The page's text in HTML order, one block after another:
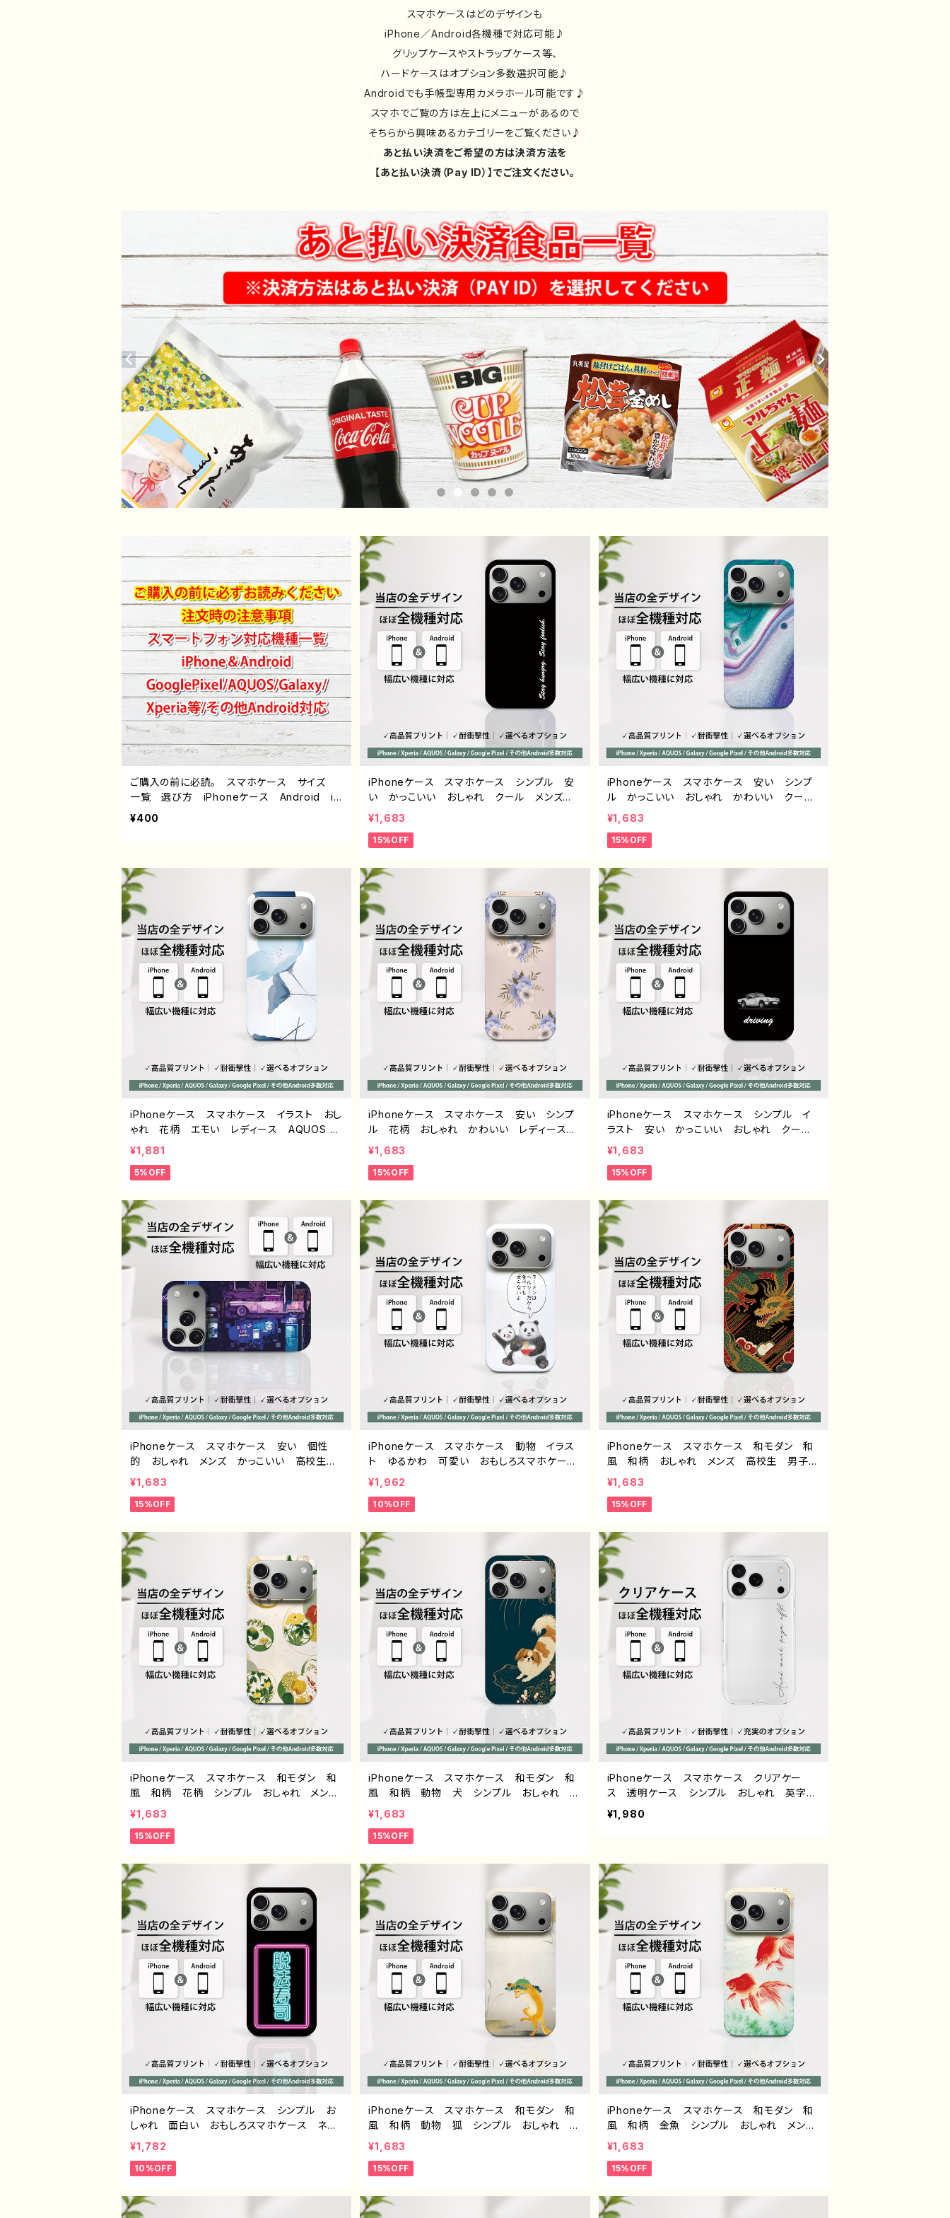
スマホケースはどのデザインも
iPhone／Android各機種で対応可能♪
グリップケースやストラップケース等、
ハードケースはオプション多数選択可能♪
Androidでも手帳型専用カメラホール可能です♪
スマホでご覧の方は左上にメニューがあるので
そちらから興味あるカテゴリーをご覧ください♪
あと払い決済をご希望の方は決済方法を
【あと払い決済（Pay ID）】でご注文ください。
ご購入の前に必読。 スマホケース サイズ
一覧 選び方 iPhoneケース Android iP
hone17/16/15/14/13/12/11 Galaxy Xperi
¥400
iPhoneケース スマホケース シンプル 安
い かっこいい おしゃれ クール メンズ
高校生 男子 個性的 おすすめ 人気 ク
リエイター iPhone15/14/13/12/11 AQUOS
sense 4 5 6 Xperia Googlepixel Gal
ランド オリジナル デザイン グッズ タイト
ル：シンプル スマホケース PART193 J1-9
¥1,683
15%OFF
iPhoneケース スマホケース 安い シンプ
ル かっこいい おしゃれ かわいい クー
ル メンズ レディース エモい画像 綺麗
美しい 個性的 おすすめ 人気 クリエイタ
ー iPhone15/14/13/12/11 AQUOS sense
ndroid アンドロイド ケース ノンブラン
ド オリジナル デザイン グッズ タイトル：
エモいスマホケース PART375-1 J1-9
¥1,683
15%OFF
iPhoneケース スマホケース イラスト おし
ゃれ 花柄 エモい レディース AQUOS se
nse 2 3 4 5 iPhone15/14/13/12/11 Xperi
a Googlepixel Galaxy おすすめ 個性
的 人気 イラストレーター クリエイター
ジナル デザイン グッズ タイトル：ネモフィ
ラ 作：栞音 F-5
¥1,881
5%OFF
iPhoneケース スマホケース 安い シンプ
ル 花柄 おしゃれ かわいい レディース
個性的 韓国風 おすすめ 人気 クリエイタ
ー iPhone17/16/15/14 AQUOS sense 4
5 6 Xperia Googlepixel Galaxy And
リジナル デザイン グッズ エモいスマホケ
ース タイトル：ニュアンスフラワー PART373-
2 J1-9
¥1,683
15%OFF
iPhoneケース スマホケース シンプル イ
ラスト 安い かっこいい おしゃれ クー
ル メンズ 個性的 おすすめ 人気 クリエ
イター iPhone15/14/13/12/11 AQUOS sen
se 4 5 6 Xperia Googlepixel Galaxy
ド オリジナル デザイン グッズ タイトル：
シンプル スマホケース PART40-2 J1-9
¥1,683
15%OFF
iPhoneケース スマホケース 安い 個性
的 おしゃれ メンズ かっこいい 高校生
男子 サイバーパンク クール iPhone17/1
6/15/14/ AQUOS sense 2 3 4 5 Xperia
Googlepixel Galaxy Android アンド
ケース アイフォンケース おすすめ 人気
クリエイター ノンブランド オリジナル デザ
イン グッズ タイトル：ネオンに導かれて J1
-9
¥1,683
15%OFF
iPhoneケース スマホケース 動物 イラス
ト ゆるかわ 可愛い おもしろスマホケー
ス 面白いiPhoneケース ユニーク ネタ
系 ゆるい iPhone5/6/6s/7/8/XS/11/12/13
AQUOS Xperia Googlepixel 人気
的 Android アンドロイド 携帯 ハード
ケース グッズ スマホカバー アイフォンケ
ース 悪いことを言うパンダ タイトル：ラーメ
ンについて悪いこと言うパンダ 子パンダ付
き 作：こさつね G-6
¥1,962
10%OFF
iPhoneケース スマホケース 和モダン 和
風 和柄 おしゃれ メンズ 高校生 男子
安い iPhone17/16/15/14/13/12 おすすめ
個性的 Android アンドロイド ケース Ga
laxy AQUOS Xperia Google Pixel タ
¥1,683
15%OFF
iPhoneケース スマホケース 和モダン 和
風 和柄 花柄 シンプル おしゃれ メン
ズ 大人女子 かわいい 安い iPhone17/1
6/15/14/13/12 おすすめ 個性的 Android
アンドロイド ケース Galaxy AQUOS
ー デザイン930 J1-9
¥1,683
15%OFF
iPhoneケース スマホケース 和モダン 和
風 和柄 動物 犬 シンプル おしゃれ メ
ンズ 大人女子 かわいい 安い iPhone1
7/16/15/14/13/12 おすすめ 個性的 Andr
oid アンドロイド ケース Galaxy AQUO
ン / シーズー デザイン931 J1-9
¥1,683
15%OFF
iPhoneケース スマホケース クリアケー
ス 透明ケース シンプル おしゃれ 英字ロ
ゴ ミニマル 安い ほぼ 全機種対応 メン
ズ 高校生 男子 レディース 大人女子
アンドロイド 携帯ケース おすすめ 個性
的 人気 クリエイター オリジナル デザイ
ン グッズ タイトル：Hard work pays off.
¥1,980
iPhoneケース スマホケース シンプル お
しゃれ 面白い おもしろスマホケース ネタ
系 エモい ほぼ 全機種対応 メンズ iPho
ne15/14/13/12/11 AQUOS Xperia Goog
lepixel Galaxy Android アンドロイド
絵師 クリエイター オリジナル デザイン
グッズ タイトル：脱法寿司 作：んごミック G
¥1,782
10%OFF
iPhoneケース スマホケース 和モダン 和
風 和柄 動物 狐 シンプル おしゃれ メ
ンズ 大人女子 かわいい 安い iPhone1
7/16/15/14/13/12 おすすめ 個性的 Andr
oid アンドロイド ケース Galaxy AQUO
ン /きつね デザイン934 J1-9
¥1,683
15%OFF
iPhoneケース スマホケース 和モダン 和
風 和柄 金魚 シンプル おしゃれ メン
ズ 大人女子 かわいい 安い iPhone17/1
6/15/14/13/12 おすすめ 個性的 Android
アンドロイド ケース Galaxy AQUOS
金魚 デザイン935 J1-9
¥1,683
15%OFF